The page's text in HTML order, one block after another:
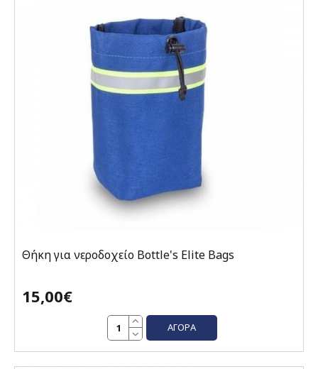
Θήκη για νεροδοχείο Bottle's Elite Bags
15,00€
ΑΓΟΡΆ